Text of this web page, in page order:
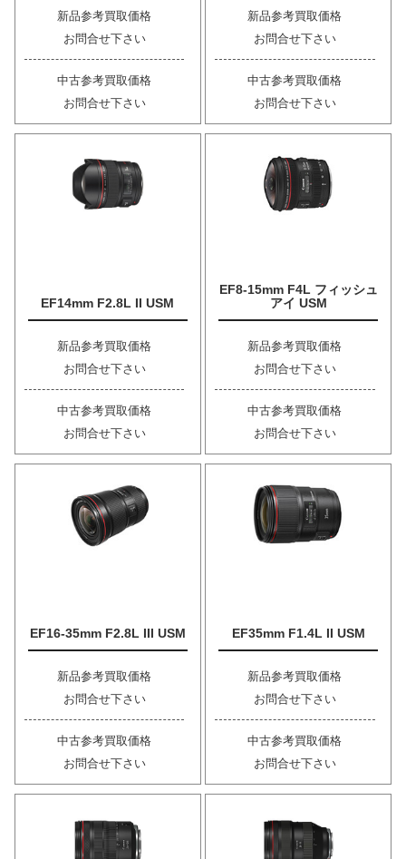
新品参考買取価格
お問合せ下さい
中古参考買取価格
お問合せ下さい
新品参考買取価格
お問合せ下さい
中古参考買取価格
お問合せ下さい
EF14mm F2.8L II USM
新品参考買取価格
お問合せ下さい
中古参考買取価格
お問合せ下さい
EF8-15mm F4L フィッシュ
アイ USM
新品参考買取価格
お問合せ下さい
中古参考買取価格
お問合せ下さい
EF16-35mm F2.8L III USM
新品参考買取価格
お問合せ下さい
中古参考買取価格
お問合せ下さい
EF35mm F1.4L II USM
新品参考買取価格
お問合せ下さい
中古参考買取価格
お問合せ下さい